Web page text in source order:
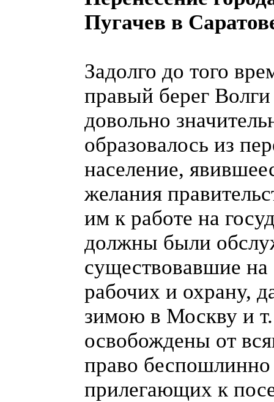
Пугачев в
Задолго до того
правый берег
довольно
образовалось из
население,
желания
им к работе на
должны были
существовавшие на
рабочих и охрану,
зимою в Москву и
освобождены от
право беспошлинно
прилегающих к